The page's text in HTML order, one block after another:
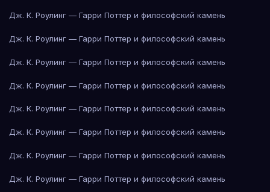
Дж. К. Роулинг — Гарри Поттер и философский камень
Дж. К. Роулинг — Гарри Поттер и философский камень
Дж. К. Роулинг — Гарри Поттер и философский камень
Дж. К. Роулинг — Гарри Поттер и философский камень
Дж. К. Роулинг — Гарри Поттер и философский камень
Дж. К. Роулинг — Гарри Поттер и философский камень
Дж. К. Роулинг — Гарри Поттер и философский камень
Дж. К. Роулинг — Гарри Поттер и философский камень